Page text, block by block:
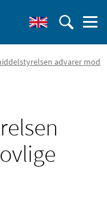
advarer mod